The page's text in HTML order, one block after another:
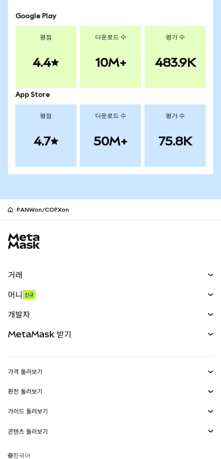
Google Play
평점
4.4
다운로드 수
10M+
평가 수
483.9K
App Store
평점
4.7
다운로드 수
50M+
평가 수
75.8K
PANWon/COPXon
거래
무기한 선물
실물자산
머니 신규
개발자
MetaMask Connect
Snaps
웹3 서비스
MetaMask 받기
보안
고객 지원
채용
가격 둘러보기
이더리움 가격
솔라나 가격
테더 가격
환전 둘러보기
ETH를 USD로 환전
USDT를 INR로 환전
가이드 둘러보기
ETH 매수
콘텐츠 둘러보기
솔라나 지갑
한국어